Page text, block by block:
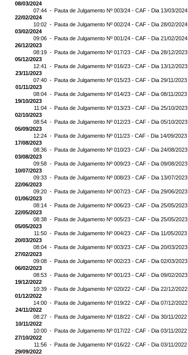
08/03/2024
07:44 - Pauta de Julgamento Nº 003/24 - CAF - Dia 13/03/2024
22/02/2024
10:02 - Pauta de Julgamento Nº 002/24 - CAF - Dia 28/02/2024
03/02/2024
09:06 - Pauta de Julgamento Nº 001/24 - CAF - Dia 21/02/2024
26/12/2023
08:19 - Pauta de Julgamento Nº 017/23 - CAF - Dia 28/12/2023
05/12/2023
12:41 - Pauta de Julgamento Nº 016/23 - CAF - Dia 13/12/2023
23/11/2023
07:40 - Pauta de Julgamento Nº 015/23 - CAF - Dia 29/11/2023
01/11/2023
08:04 - Pauta de Julgamento Nº 014/23 - CAF - Dia 08/11/2023
19/10/2023
11:04 - Pauta de Julgamento Nº 013/23 - CAF - Dia 25/10/2023
02/10/2023
08:54 - Pauta de Julgamento Nº 012/23 - CAF - Dia 05/10/2023
05/09/2023
12:24 - Pauta de Julgamento Nº 011/23 - CAF - Dia 14/09/2023
17/08/2023
08:36 - Pauta de Julgamento Nº 010/23 - CAF - Dia 24/08/2023
03/08/2023
09:58 - Pauta de Julgamento Nº 009/23 - CAF - Dia 09/08/2023
10/07/2023
09:33 - Pauta de Julgamento Nº 008/23 - CAF - Dia 13/07/2023
22/06/2023
09:20 - Pauta de Julgamento Nº 007/23 - CAF - Dia 29/06/2023
01/06/2023
08:14 - Pauta de Julgamento Nº 006/23 - CAF - Dia 25/05/2023
22/05/2023
08:38 - Pauta de Julgamento Nº 005/23 - CAF - Dia 25/05/2023
05/05/2023
11:50 - Pauta de Julgamento Nº 004/23 - CAF - Dia 11/05/2023
20/03/2023
08:04 - Pauta de Julgamento Nº 003/23 - CAF - Dia 20/03/2023
27/02/2023
09:08 - Pauta de Julgamento Nº 002/23 - CAF - Dia 02/03/2023
06/02/2023
08:53 - Pauta de Julgamento Nº 001/23 - CAF - Dia 09/02/2023
19/12/2022
10:39 - Pauta de Julgamento Nº 020/22 - CAF - Dia 22/12/2022
01/12/2022
14:00 - Pauta de Julgamento Nº 019/22 - CAF - Dia 07/12/2022
24/11/2022
08:27 - Pauta de Julgamento Nº 018/22 - CAF - Dia 30/11/2022
10/11/2022
10:00 - Pauta de Julgamento Nº 017/22 - CAF - Dia 03/11/2022
27/10/2022
11:56 - Pauta de Julgamento Nº 016/22 - CAF - Dia 03/11/2022
29/09/2022